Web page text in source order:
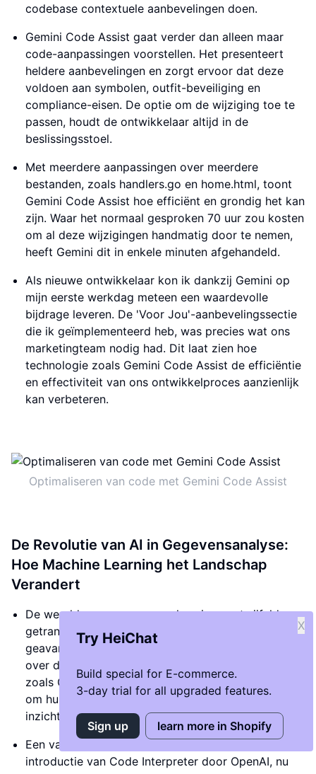
codebase contextuele aanbevelingen doen.
Gemini Code Assist gaat verder dan alleen maar
code-aanpassingen voorstellen. Het presenteert
heldere aanbevelingen en zorgt ervoor dat deze
voldoen aan symbolen, outfit-beveiliging en
compliance-eisen. De optie om de wijziging toe te
passen, houdt de ontwikkelaar altijd in de
beslissingsstoel.
Met meerdere aanpassingen over meerdere
bestanden, zoals handlers.go en home.html, toont
Gemini Code Assist hoe efficiënt en grondig het kan
zijn. Waar het normaal gesproken 70 uur zou kosten
om al deze wijzigingen handmatig door te nemen,
heeft Gemini dit in enkele minuten afgehandeld.
Als nieuwe ontwikkelaar kon ik dankzij Gemini op
mijn eerste werkdag meteen een waardevolle
bijdrage leveren. De 'Voor Jou'-aanbevelingssectie
die ik geïmplementeerd heb, was precies wat ons
marketingteam nodig had. Dit laat zien hoe
technologie zoals Gemini Code Assist de efficiëntie
en effectiviteit van ons ontwikkelproces aanzienlijk
kan verbeteren.
Optimaliseren van code met Gemini Code Assist
De Revolutie van AI in Gegevensanalyse:
Hoe Machine Learning het Landschap
Verandert
De wereld van gegevensanalyse is ongetwijfeld
getransformeerd door de opkomst van
geavanceerde kunstmatige intelligentie. Bedrijven
over de hele wereld omarmen nieuwe technologieën
zoals Gemini Code Assist en Google's data agents
om hun processen te optimaliseren en waardevolle
inzichten te verkrijgen.
Een van de meest opwindende ontwikkelingen is de
introductie van Code Interpreter door OpenAI, nu
Try HeiChat
Build special for E-commerce.
3-day trial for all upgraded features.
X
Sign up learn more in Shopify